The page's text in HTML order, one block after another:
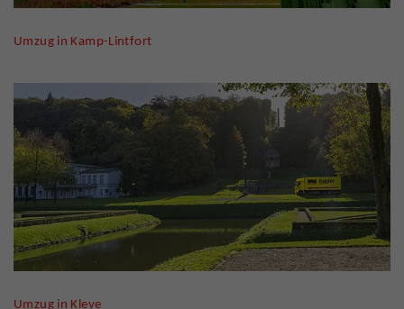
Umzug in Kamp-Lintfort
Umzug in Kleve